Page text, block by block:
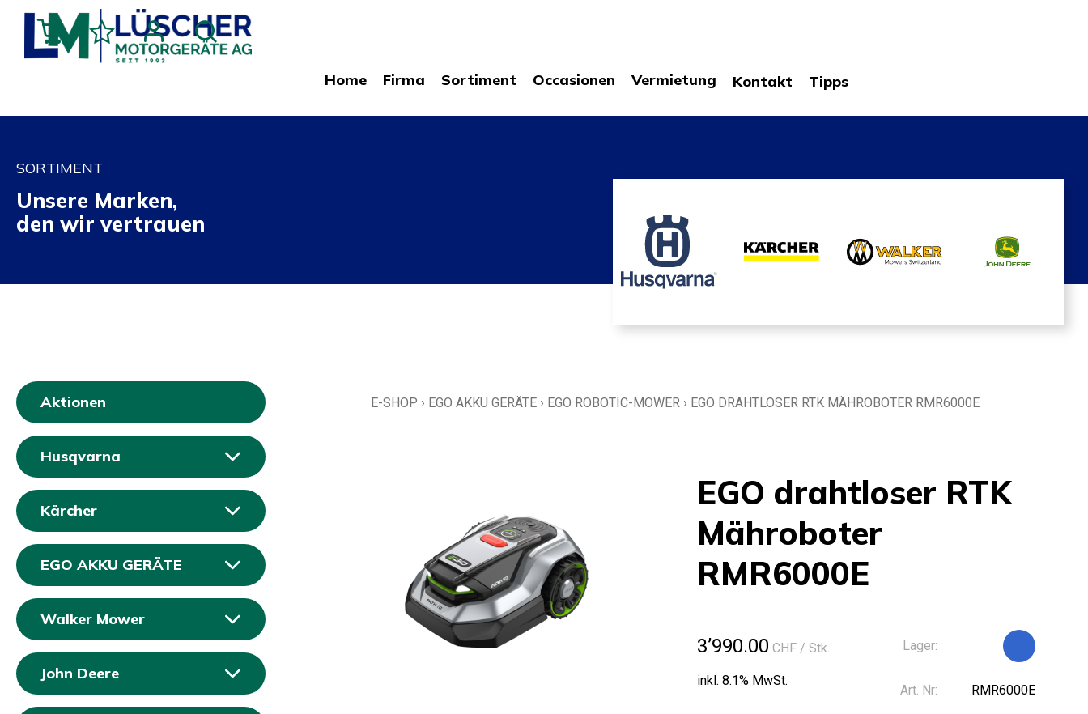
Home Firma Sortiment Occasionen Vermietung Kontakt Tipps
SORTIMENT
Unsere Marken,
den wir vertrauen
Aktionen
Husqvarna
Kärcher
EGO AKKU GERÄTE
Walker Mower
John Deere
E-SHOP › EGO AKKU GERÄTE › EGO ROBOTIC-MOWER › EGO DRAHTLOSER RTK MÄHROBOTER RMR6000E
EGO drahtloser RTK
Mähroboter
RMR6000E
3’990.00 CHF / Stk.
inkl. 8.1% MwSt.
Lager:
Art. Nr: RMR6000E